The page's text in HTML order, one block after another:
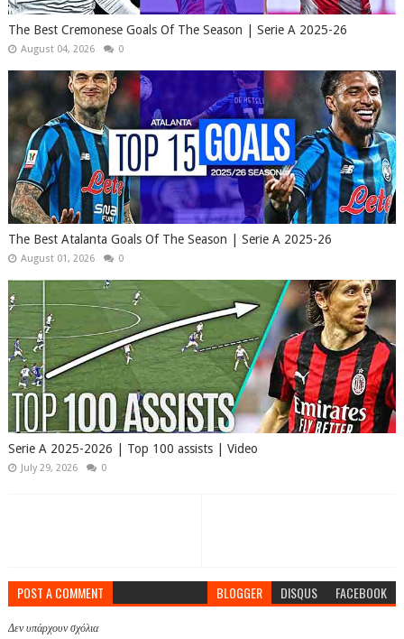
The Best Cremonese Goals Of The Season | Serie A 2025-26
August 04, 2026 0
The Best Atalanta Goals Of The Season | Serie A 2025-26
August 01, 2026 0
Serie A 2025-2026 | Top 100 assists | Video
July 29, 2026 0
POST A COMMENT BLOGGER DISQUS FACEBOOK
Δεν υπάρχουν σχόλια